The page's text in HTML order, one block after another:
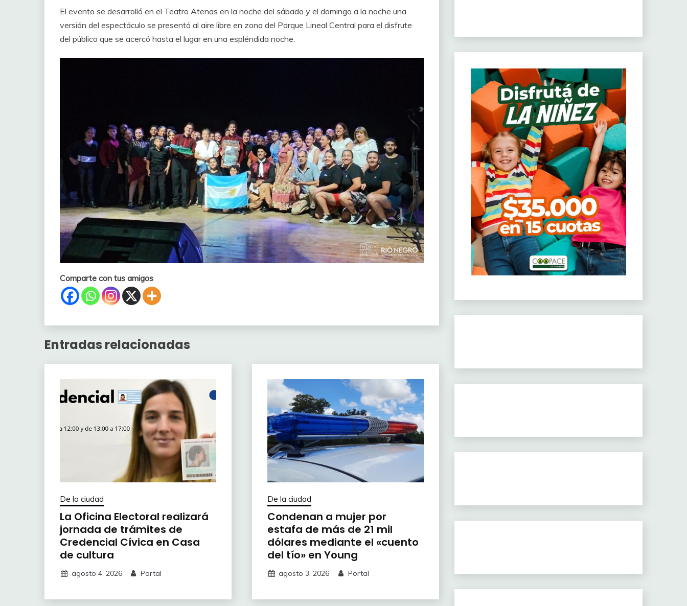
El evento se desarrolló en el Teatro Atenas en la noche del sábado y el domingo a la noche una
versión del espectáculo se presentó al aire libre en zona del Parque Lineal Central para el disfrute
del público que se acercó hasta el lugar en una espléndida noche.
Comparte con tus amigos
Entradas relacionadas
De la ciudad
La Oficina Electoral realizará
jornada de trámites de
Credencial Cívica en Casa
de cultura
agosto 4, 2026 Portal
De la ciudad
Condenan a mujer por
estafa de más de 21 mil
dólares mediante el «cuento
del tío» en Young
agosto 3, 2026 Portal